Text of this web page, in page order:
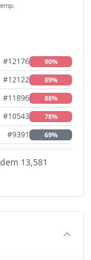
#12176 90%
#12122 89%
#11896 88%
#10543 78%
#9391 69%
13,581